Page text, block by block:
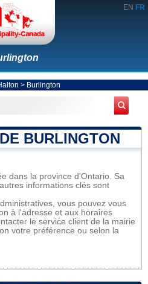
EN FR
> Burlington
BURLINGTON
dans la province d'Ontario. Sa
informations clés sont
vous pouvez vous
à l'adresse et aux horaires
le service client de la mairie
votre préférence ou selon la